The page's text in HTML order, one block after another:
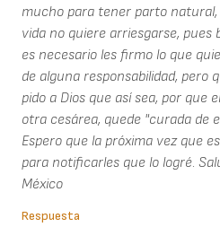
mucho para tener parto natural,
vida no quiere arriesgarse, pues
es necesario les firmo lo que
de alguna responsabilidad, pero
pido a Dios que así sea, por que
otra cesárea, quede "curada de
Espero que la próxima vez que
para notificarles que lo logré.
México
Respuesta